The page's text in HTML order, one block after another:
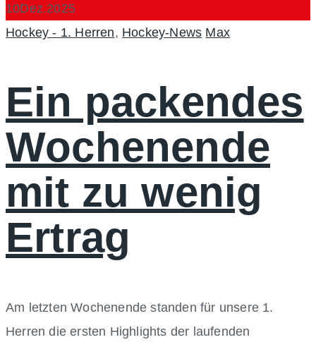
10Dez.2025
Categories
Hockey - 1. Herren, Hockey-News Author
Max
Ein packendes
Wochenende
mit zu wenig
Ertrag
Am letzten Wochenende standen für unsere 1.
Herren die ersten Highlights der laufenden